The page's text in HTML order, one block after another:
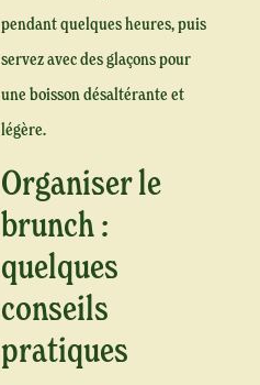
pendant quelques heures, puis
servez avec des glaçons pour
une boisson désaltérante et
légère.
Organiser le
brunch :
quelques
conseils
pratiques